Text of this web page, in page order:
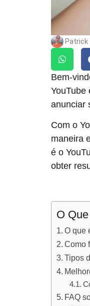
Patrick
Bem-
YouTube
anunciar
Com o
maneira
é o
obter
O
O que
Como
Tipos
FAQ